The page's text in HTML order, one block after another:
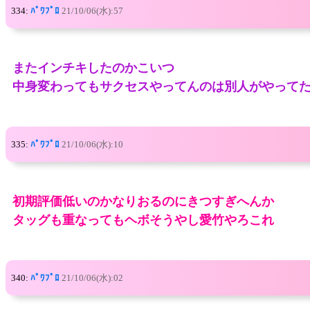
334: ﾊﾟﾜﾌﾟﾛ 21/10/06(水):57
またインチキしたのかこいつ
中身変わってもサクセスやってんのは別人がやって
335: ﾊﾟﾜﾌﾟﾛ 21/10/06(水):10
初期評価低いのかなりおるのにきつすぎへんか
タッグも重なってもヘボそうやし愛竹やろこれ
340: ﾊﾟﾜﾌﾟﾛ 21/10/06(水):02